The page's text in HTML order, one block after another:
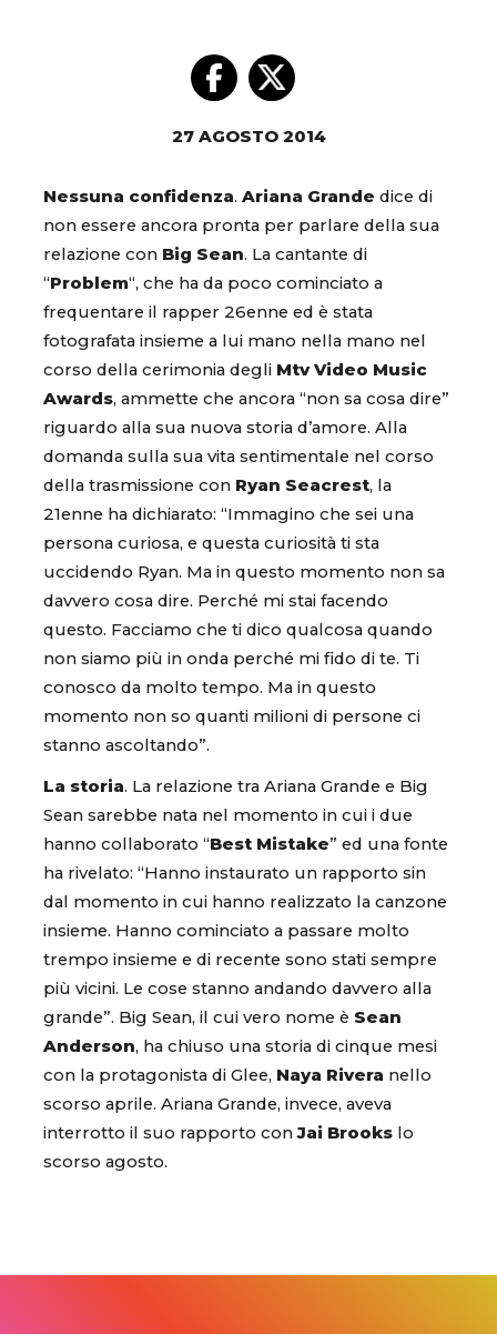
27 AGOSTO 2014
Nessuna confidenza. Ariana Grande dice di
non essere ancora pronta per parlare della sua
relazione con Big Sean. La cantante di
“Problem“, che ha da poco cominciato a
frequentare il rapper 26enne ed è stata
fotografata insieme a lui mano nella mano nel
corso della cerimonia degli Mtv Video Music
Awards, ammette che ancora “non sa cosa dire”
riguardo alla sua nuova storia d’amore. Alla
domanda sulla sua vita sentimentale nel corso
della trasmissione con Ryan Seacrest, la
21enne ha dichiarato: “Immagino che sei una
persona curiosa, e questa curiosità ti sta
uccidendo Ryan. Ma in questo momento non sa
davvero cosa dire. Perché mi stai facendo
questo. Facciamo che ti dico qualcosa quando
non siamo più in onda perché mi fido di te. Ti
conosco da molto tempo. Ma in questo
momento non so quanti milioni di persone ci
stanno ascoltando”.
La storia. La relazione tra Ariana Grande e Big
Sean sarebbe nata nel momento in cui i due
hanno collaborato “Best Mistake” ed una fonte
ha rivelato: “Hanno instaurato un rapporto sin
dal momento in cui hanno realizzato la canzone
insieme. Hanno cominciato a passare molto
trempo insieme e di recente sono stati sempre
più vicini. Le cose stanno andando davvero alla
grande”. Big Sean, il cui vero nome è Sean
Anderson, ha chiuso una storia di cinque mesi
con la protagonista di Glee, Naya Rivera nello
scorso aprile. Ariana Grande, invece, aveva
interrotto il suo rapporto conJai Brooks lo
scorso agosto.